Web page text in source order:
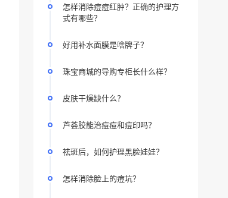
怎样消除痘痘红肿？正确的护理方
式有哪些？
好用补水面膜是啥牌子？
珠宝商城的导购专柜长什么样？
皮肤干燥缺什么？
芦荟胶能治痘痘和痘印吗？
祛斑后，如何护理黑脸娃娃？
怎样消除脸上的痘坑？